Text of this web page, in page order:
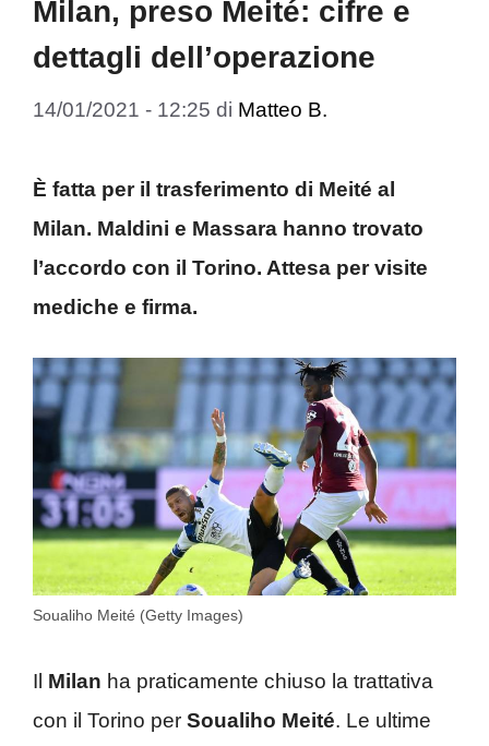
Milan, preso Meité: cifre e
dettagli dell’operazione
14/01/2021 - 12:25 di Matteo B.
È fatta per il trasferimento di Meité al
Milan. Maldini e Massara hanno trovato
l’accordo con il Torino. Attesa per visite
mediche e firma.
Soualiho Meité (Getty Images)
Il Milan ha praticamente chiuso la trattativa
con il Torino per Soualiho Meité. Le ultime